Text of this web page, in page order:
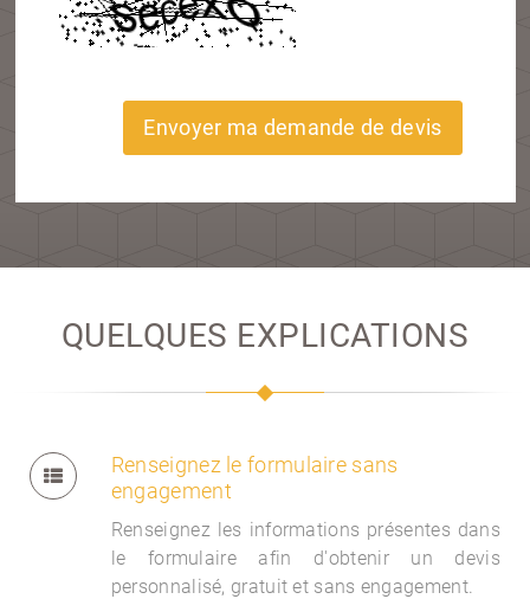
Envoyer ma demande de devis
QUELQUES EXPLICATIONS
Renseignez le formulaire sans
engagement
Renseignez les informations présentes dans
le formulaire afin d'obtenir un devis
personnalisé, gratuit et sans engagement.